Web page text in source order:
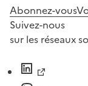
Abonnez-vous
Suivez-nous
sur les réseaux